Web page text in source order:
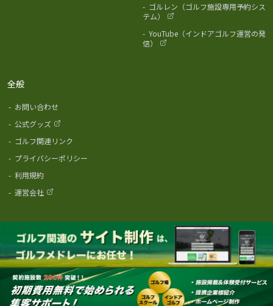
- ゴルレン（ゴルフ施設専用予約シス
テム）
- YouTube（インドアゴルフ運営の発
信）
全般
- お問い合わせ
- 公式グッズ
- ゴルフ関連リンク
- プライバシーポリシー
- 利用規約
- 運営会社